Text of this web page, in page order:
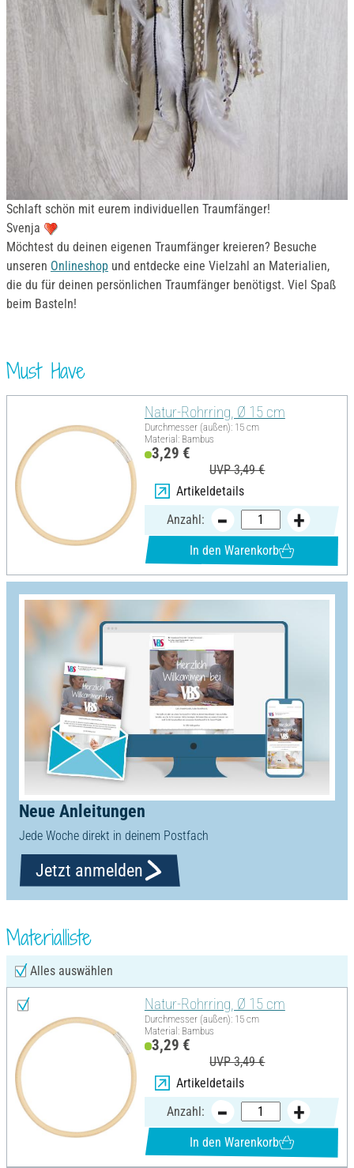
Schlaft schön mit eurem individuellen Traumfänger!
Svenja
Möchtest du deinen eigenen Traumfänger kreieren? Besuche
unseren Onlineshop und entdecke eine Vielzahl an Materialien,
die du für deinen persönlichen Traumfänger benötigst. Viel Spaß
beim Basteln!
Must Have
Natur-Rohrring, Ø 15 cm
Durchmesser (außen): 15 cm
Material: Bambus
3,29 €
UVP 3,49 €
Artikeldetails
Anzahl:
In den Warenkorb
Neue Anleitungen
Jede Woche direkt in deinem Postfach
Jetzt anmelden
Materialliste
Alles auswählen
Natur-Rohrring, Ø 15 cm
Durchmesser (außen): 15 cm
Material: Bambus
3,29 €
UVP 3,49 €
Artikeldetails
Anzahl:
In den Warenkorb